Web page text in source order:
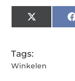
X
(Twitter)
Tags:
Winkelen